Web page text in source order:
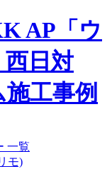
一覧
モ)